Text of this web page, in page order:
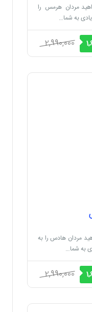
مردان هرمس را
به شما…
2,990,000
2,990,000 ریال
قیمت
فعلی
1,680,000 ریال
مردان هادس را به
به شما…
2,990,000
2,990,000 ریال
قیمت
فعلی
1,680,000 ریال